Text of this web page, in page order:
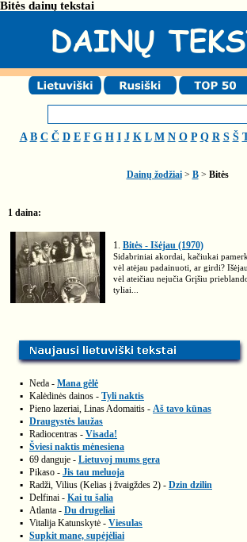
Bitės dainų tekstai
A B C Č D E F G H I J K L M N O P Q R S Š
Dainų žodžiai> B> Bitės
1 daina:
1. Bitės - Išėjau (1970)
Sidabriniai akordai, kačiukai
vėl atėjau padainuoti, ar girdi?
vėl ateičiau nejučia Grįšiu
tyliai...
▪ Neda - Mana gėlė
▪ Kalėdinės dainos - Tyli naktis
▪ Pieno lazeriai, Linas Adomaitis - Aš tavo kūnas
▪ Draugystės laužas
▪ Radiocentras - Visada!
▪ Šviesi naktis mėnesiena
▪ 69 danguje - Lietuvoj mums gera
▪ Pikaso - Jis tau meluoja
▪ Radži, Vilius (Kelias į žvaigždes 2) - Dzin dzilin
▪ Delfinai - Kai tu šalia
▪ Atlanta - Du drugeliai
▪ Vitalija Katunskytė - Viesulas
▪ Supkit mane, supėjėliai